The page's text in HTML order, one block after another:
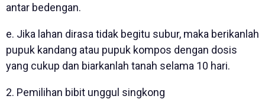
antar bedengan.
e. Jika lahan dirasa tidak begitu subur, maka berikanlah
pupuk kandang atau pupuk kompos dengan dosis
yang cukup dan biarkanlah tanah selama 10 hari.
2. Pemilihan bibit unggul singkong